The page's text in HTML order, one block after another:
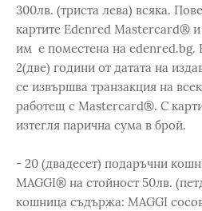
300лв. (триста лева) всяка.
картите Edenred Mastercard® и
им e поместена на edenred.bg.
2(две) години от датата на
се извършва транзакция на
работещ с Mastercard®. С
изтегля парична сума в брой.
- 20 (двадесет) подаръчни
MAGGI® на стойност 50лв.
кошница съдържа: MAGGI